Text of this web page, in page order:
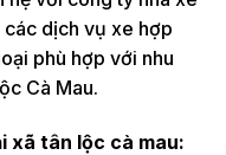
các dịch vụ xe hợp
phù hợp với nhu
Cà Mau.
xã tân lộc cà mau: